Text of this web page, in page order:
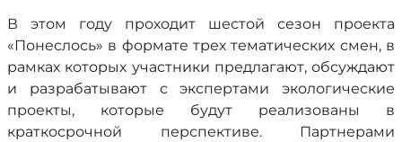
В этом году проходит шестой сезон проекта
«Понеслось» в формате трех тематических смен, в
рамках которых участники предлагают, обсуждают
и разрабатывают с экспертами экологические
проекты, которые будут реализованы в
краткосрочной перспективе. Партнерами